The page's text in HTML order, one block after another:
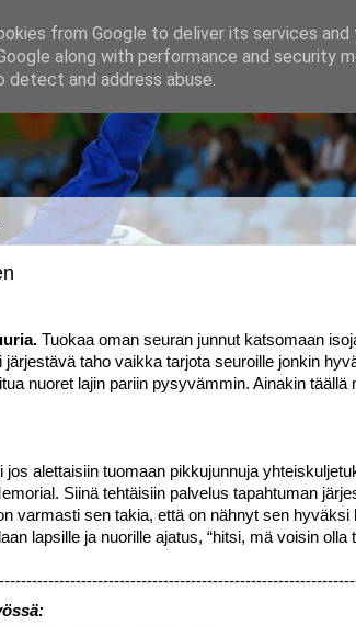
Tuokaa oman seuran junnut katsomaan
taho vaikka tarjota seuroille jonkin
nuoret lajin pariin pysyvämmin. Ainakin
jos alettaisiin tuomaan pikkujunnuja
Siinä tehtäisiin palvelus tapahtuman
varmasti sen takia, että on nähnyt sen
lapsille ja nuorille ajatus, “hitsi, mä voisin olla
from Google to deliver its services
along with performance and security
and address abuse.